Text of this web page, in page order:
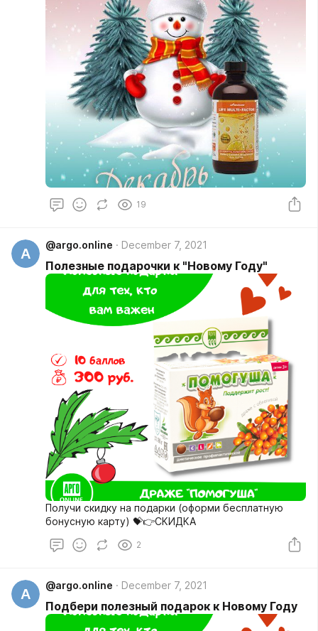
19
A
@argo.online December 7, 2021
Полезные подарочки к "Новому Году"
Получи скидку на подарки (оформи бесплатную
бонусную карту) 💝👉СКИДКА
2
A
@argo.online December 7, 2021
Подбери полезный подарок к Новому Году